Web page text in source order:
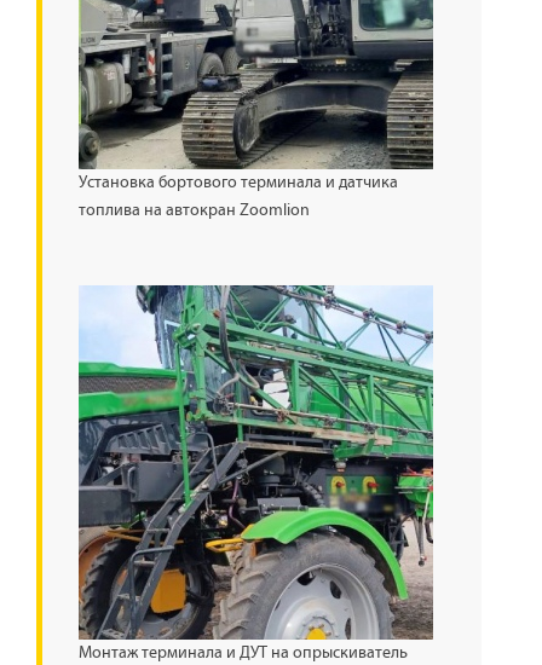
Установка бортового терминала и датчика
топлива на автокран Zoomlion
Монтаж терминала и ДУТ на опрыскиватель